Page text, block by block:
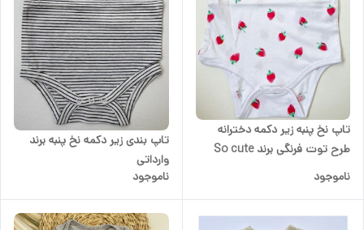
تاپ نخ پنبه زیر دکمه دخترانه
طرح توت فرنگی برند So cute
ناموجود
تاپ بندی زیر دکمه نخ پنبه برند
وارداتی
ناموجود